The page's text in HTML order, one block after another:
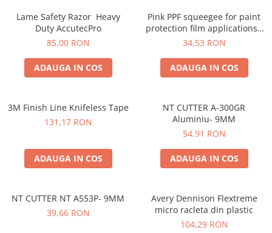
Marcaje reflectorizante
Marcaj stradal
Print format mare
Supralaminare
Monomeric
Cast
Speciale
Benzi adezive
Lame Safety Razor Heavy
Duty AccutecPro
85,00 RON
ADAUGA IN COS
Pink PPF squeegee for paint
protection film applications -
Racletă Roz PPF
34,53 RON
ADAUGA IN COS
3M Finish Line Knifeless Tape
131,17 RON
ADAUGA IN COS
NT CUTTER A-300GR
Aluminiu- 9MM
54,91 RON
ADAUGA IN COS
NT CUTTER NT A553P- 9MM
39,66 RON
Avery Dennison Flextreme
micro racleta din plastic
104,29 RON